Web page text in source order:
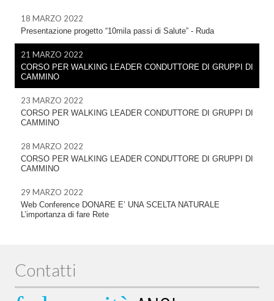
18 MARZO 2022
Presentazione progetto “10mila passi di Salute” - Ruda
21 MARZO 2022
CORSO PER WALKING LEADER CONDUTTORE DI GRUPPI DI
CAMMINO
23 MARZO 2022
CORSO PER WALKING LEADER CONDUTTORE DI GRUPPI DI
CAMMINO
28 MARZO 2022
CORSO PER WALKING LEADER CONDUTTORE DI GRUPPI DI
CAMMINO
29 MARZO 2022
Web Conference DONARE E’ UNA SCELTA NATURALE
L’importanza di fare Rete
Contatti